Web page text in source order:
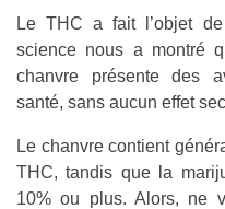
Le THC a fait l’objet
science nous a montré
chanvre présente des
santé, sans aucun effet
Le chanvre contient
THC, tandis que la
10% ou plus. Alors, ne